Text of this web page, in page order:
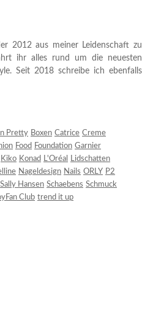
2012 aus meiner Leidenschaft zu
ihr alles rund um die neuesten
Seit 2018 schreibe ich ebenfalls
Pretty Boxen Catrice Creme
Food Foundation Garnier
Kiko Konad L'Oréal
Lidschatten
Nageldesign Nails ORLY P2
Sally Hansen Schaebens Schmuck
Club trend it up